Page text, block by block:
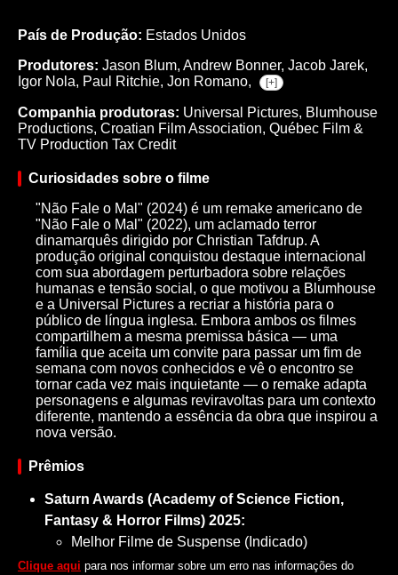
País de Produção: Estados Unidos
Produtores: Jason Blum, Andrew Bonner, Jacob Jarek,
Igor Nola, Paul Ritchie, Jon Romano, [+]
Companhia produtoras: Universal Pictures, Blumhouse
Productions, Croatian Film Association, Québec Film &
TV Production Tax Credit
Curiosidades sobre o filme
"Não Fale o Mal" (2024) é um remake americano de
"Não Fale o Mal" (2022), um aclamado terror
dinamarquês dirigido por Christian Tafdrup. A
produção original conquistou destaque internacional
com sua abordagem perturbadora sobre relações
humanas e tensão social, o que motivou a Blumhouse
e a Universal Pictures a recriar a história para o
público de língua inglesa. Embora ambos os filmes
compartilhem a mesma premissa básica — uma
família que aceita um convite para passar um fim de
semana com novos conhecidos e vê o encontro se
tornar cada vez mais inquietante — o remake adapta
personagens e algumas reviravoltas para um contexto
diferente, mantendo a essência da obra que inspirou a
nova versão.
Prêmios
Saturn Awards (Academy of Science Fiction,
Fantasy & Horror Films) 2025:
Melhor Filme de Suspense (Indicado)
Clique aqui para nos informar sobre um erro nas informações do